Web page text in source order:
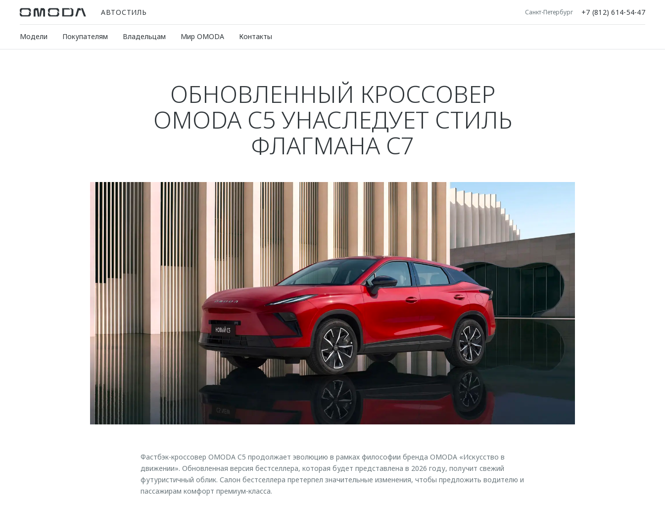
АВТОСТИЛЬ Санкт-Петербург +7 (812) 614-54-47
Модели Покупателям Владельцам Мир OMODA Контакты
ОБНОВЛЕННЫЙ КРОССОВЕР
OMODA C5 УНАСЛЕДУЕТ СТИЛЬ
ФЛАГМАНА C7
Фастбэк-кроссовер OMODA C5 продолжает эволюцию в рамках философии бренда OMODA «Искусство в
движении». Обновленная версия бестселлера, которая будет представлена в 2026 году, получит свежий
футуристичный облик. Салон бестселлера претерпел значительные изменения, чтобы предложить водителю и
пассажирам комфорт премиум-класса.